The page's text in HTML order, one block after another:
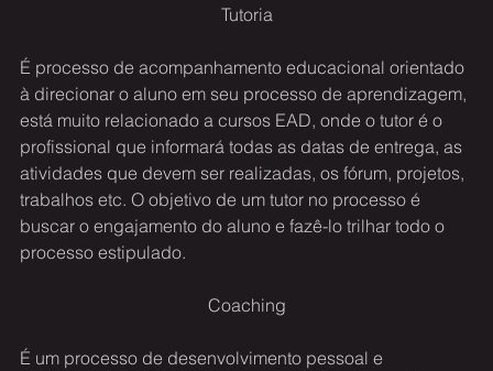
Tutoria
É processo de acompanhamento educacional orientado
à direcionar o aluno em seu processo de aprendizagem,
está muito relacionado a cursos EAD, onde o tutor é o
profissional que informará todas as datas de entrega, as
atividades que devem ser realizadas, os fórum, projetos,
trabalhos etc. O objetivo de um tutor no processo é
buscar o engajamento do aluno e fazê-lo trilhar todo o
processo estipulado.
Coaching
É um processo de desenvolvimento pessoal e